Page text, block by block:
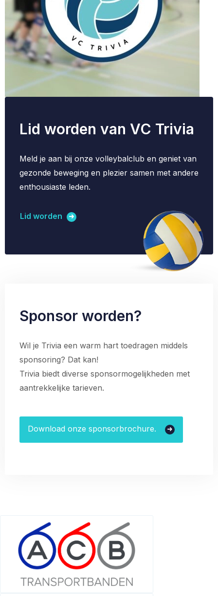
Lid worden van VC Trivia
Meld je aan bij onze volleybalclub en geniet van
gezonde beweging en plezier samen met andere
enthousiaste leden.
Lid worden
Sponsor worden?
Wil je Trivia een warm hart toedragen middels
sponsoring? Dat kan!
Trivia biedt diverse sponsormogelijkheden met
aantrekkelijke tarieven.
Download onze sponsorbrochure.